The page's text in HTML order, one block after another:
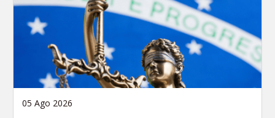
05 Ago 2026